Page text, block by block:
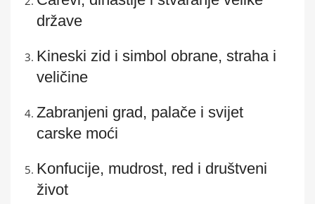
države
Kineski zid i simbol obrane, straha i
veličine
Zabranjeni grad, palače i svijet
carske moći
Konfucije, mudrost, red i društveni
život